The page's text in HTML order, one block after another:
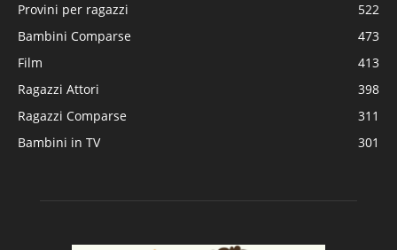
Provini per ragazzi
522
Bambini Comparse
473
Film
413
Ragazzi Attori
398
Ragazzi Comparse
311
Bambini in TV
301